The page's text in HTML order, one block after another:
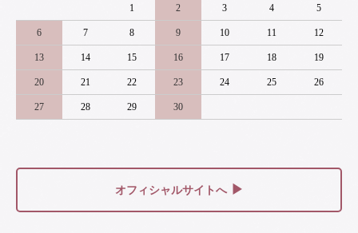
1 2 3 4 5
6 7 8 9 10 11 12
13 14 15 16 17 18 19
20 21 22 23 24 25 26
27 28 29 30
オフィシャルサイトへ ▶